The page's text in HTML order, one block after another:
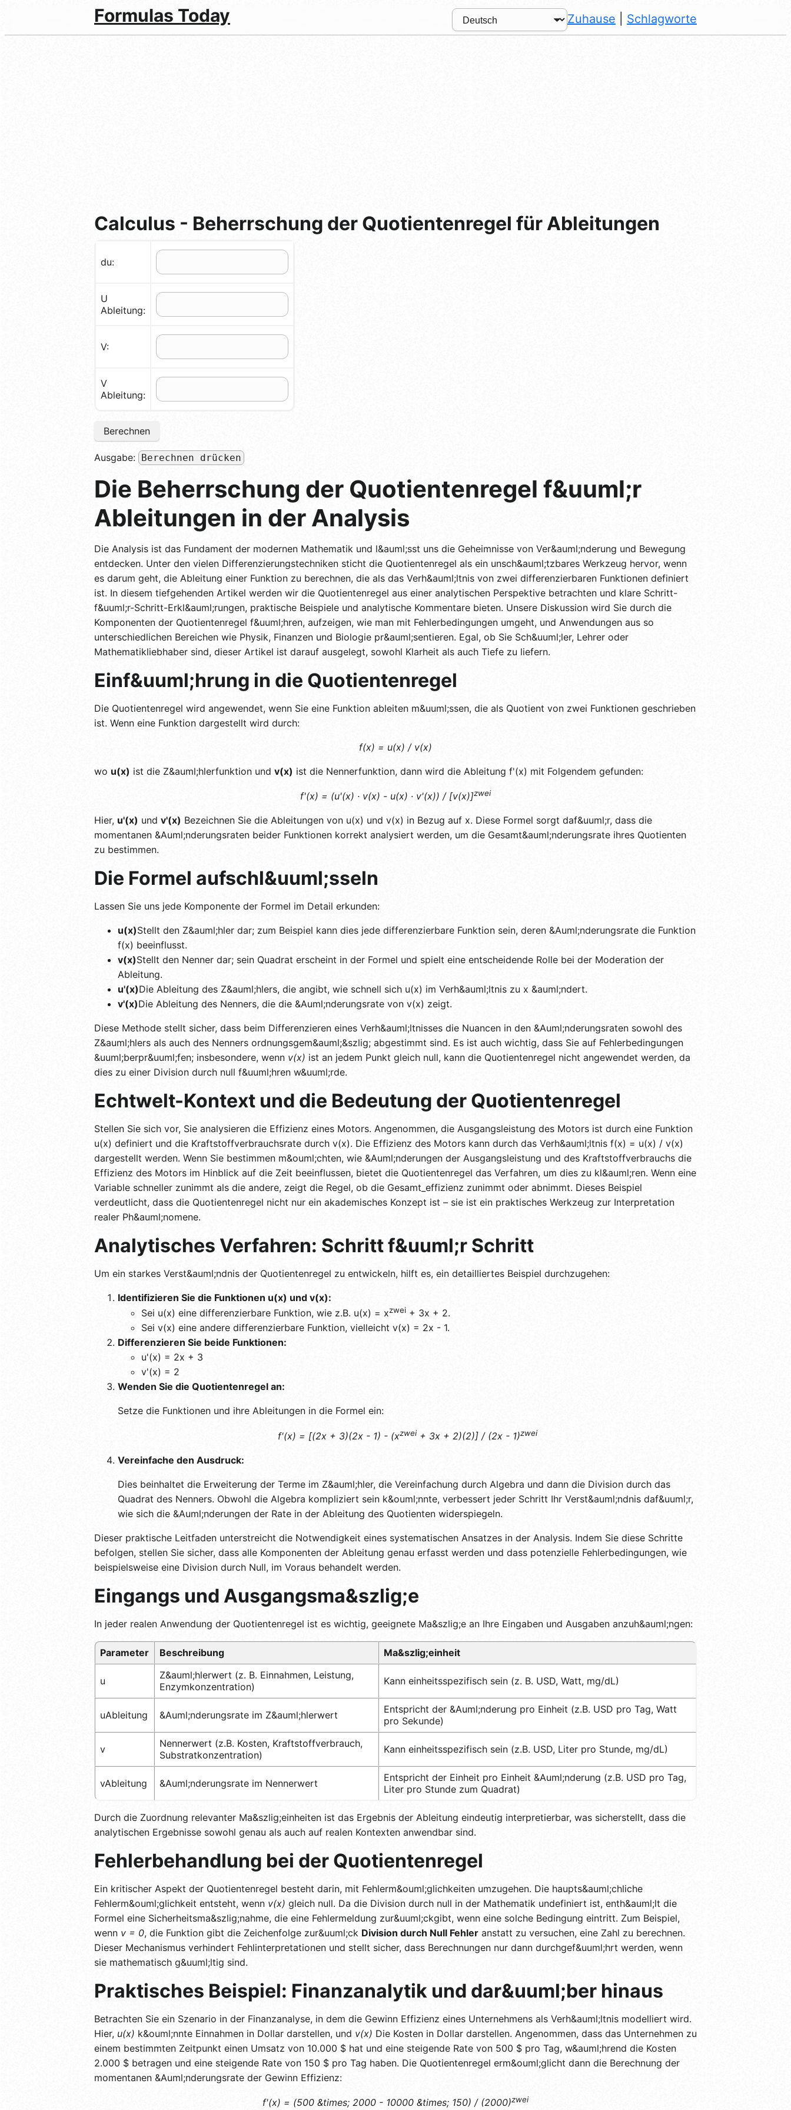
Formulas Today Zuhause Schlagworte
Calculus - Beherrschung der Quotientenregel für Ableitungen
du:
U
Ableitung:
V:
V
Ableitung:
Berechnen
Ausgabe: Berechnen drücken
Die Beherrschung der Quotientenregel f&uuml;r
Ableitungen in der Analysis
Die Analysis ist das Fundament der modernen Mathematik und l&auml;sst uns die Geheimnisse von Ver&auml;nderung und Bewegung
entdecken. Unter den vielen Differenzierungstechniken sticht die Quotientenregel als ein unsch&auml;tzbares Werkzeug hervor, wenn
es darum geht, die Ableitung einer Funktion zu berechnen, die als das Verh&auml;ltnis von zwei differenzierbaren Funktionen definiert
ist. In diesem tiefgehenden Artikel werden wir die Quotientenregel aus einer analytischen Perspektive betrachten und klare Schritt-
f&uuml;r-Schritt-Erkl&auml;rungen, praktische Beispiele und analytische Kommentare bieten. Unsere Diskussion wird Sie durch die
Komponenten der Quotientenregel f&uuml;hren, aufzeigen, wie man mit Fehlerbedingungen umgeht, und Anwendungen aus so
unterschiedlichen Bereichen wie Physik, Finanzen und Biologie pr&auml;sentieren. Egal, ob Sie Sch&uuml;ler, Lehrer oder
Mathematikliebhaber sind, dieser Artikel ist darauf ausgelegt, sowohl Klarheit als auch Tiefe zu liefern.
Einf&uuml;hrung in die Quotientenregel
Die Quotientenregel wird angewendet, wenn Sie eine Funktion ableiten m&uuml;ssen, die als Quotient von zwei Funktionen geschrieben
ist. Wenn eine Funktion dargestellt wird durch:
f(x) = u(x) / v(x)
wo u(x) ist die Z&auml;hlerfunktion und v(x) ist die Nennerfunktion, dann wird die Ableitung f'(x) mit Folgendem gefunden:
f'(x) = (u'(x) · v(x) - u(x) · v'(x)) / [v(x)]zwei
Hier, u'(x) und v'(x) Bezeichnen Sie die Ableitungen von u(x) und v(x) in Bezug auf x. Diese Formel sorgt daf&uuml;r, dass die
momentanen &Auml;nderungsraten beider Funktionen korrekt analysiert werden, um die Gesamt&auml;nderungsrate ihres Quotienten
zu bestimmen.
Die Formel aufschl&uuml;sseln
Lassen Sie uns jede Komponente der Formel im Detail erkunden:
u(x)Stellt den Z&auml;hler dar; zum Beispiel kann dies jede differenzierbare Funktion sein, deren &Auml;nderungsrate die Funktion
f(x) beeinflusst.
v(x)Stellt den Nenner dar; sein Quadrat erscheint in der Formel und spielt eine entscheidende Rolle bei der Moderation der
Ableitung.
u'(x)Die Ableitung des Z&auml;hlers, die angibt, wie schnell sich u(x) im Verh&auml;ltnis zu x &auml;ndert.
v'(x)Die Ableitung des Nenners, die die &Auml;nderungsrate von v(x) zeigt.
Diese Methode stellt sicher, dass beim Differenzieren eines Verh&auml;ltnisses die Nuancen in den &Auml;nderungsraten sowohl des
Z&auml;hlers als auch des Nenners ordnungsgem&auml;&szlig; abgestimmt sind. Es ist auch wichtig, dass Sie auf Fehlerbedingungen
&uuml;berpr&uuml;fen; insbesondere, wenn v(x) ist an jedem Punkt gleich null, kann die Quotientenregel nicht angewendet werden, da
dies zu einer Division durch null f&uuml;hren w&uuml;rde.
Echtwelt-Kontext und die Bedeutung der Quotientenregel
Stellen Sie sich vor, Sie analysieren die Effizienz eines Motors. Angenommen, die Ausgangsleistung des Motors ist durch eine Funktion
u(x) definiert und die Kraftstoffverbrauchsrate durch v(x). Die Effizienz des Motors kann durch das Verh&auml;ltnis f(x) = u(x) / v(x)
dargestellt werden. Wenn Sie bestimmen m&ouml;chten, wie &Auml;nderungen der Ausgangsleistung und des Kraftstoffverbrauchs die
Effizienz des Motors im Hinblick auf die Zeit beeinflussen, bietet die Quotientenregel das Verfahren, um dies zu kl&auml;ren. Wenn eine
Variable schneller zunimmt als die andere, zeigt die Regel, ob die Gesamt_effizienz zunimmt oder abnimmt. Dieses Beispiel
verdeutlicht, dass die Quotientenregel nicht nur ein akademisches Konzept ist – sie ist ein praktisches Werkzeug zur Interpretation
realer Ph&auml;nomene.
Analytisches Verfahren: Schritt f&uuml;r Schritt
Um ein starkes Verst&auml;ndnis der Quotientenregel zu entwickeln, hilft es, ein detailliertes Beispiel durchzugehen:
Identifizieren Sie die Funktionen u(x) und v(x):
Sei u(x) eine differenzierbare Funktion, wie z.B. u(x) = xzwei + 3x + 2.
Sei v(x) eine andere differenzierbare Funktion, vielleicht v(x) = 2x - 1.
Differenzieren Sie beide Funktionen:
u'(x) = 2x + 3
v'(x) = 2
Wenden Sie die Quotientenregel an:
Setze die Funktionen und ihre Ableitungen in die Formel ein:
f'(x) = [(2x + 3)(2x - 1) - (xzwei+ 3x + 2)(2)] / (2x - 1)zwei
Vereinfache den Ausdruck:
Dies beinhaltet die Erweiterung der Terme im Z&auml;hler, die Vereinfachung durch Algebra und dann die Division durch das
Quadrat des Nenners. Obwohl die Algebra kompliziert sein k&ouml;nnte, verbessert jeder Schritt Ihr Verst&auml;ndnis daf&uuml;r,
wie sich die &Auml;nderungen der Rate in der Ableitung des Quotienten widerspiegeln.
Dieser praktische Leitfaden unterstreicht die Notwendigkeit eines systematischen Ansatzes in der Analysis. Indem Sie diese Schritte
befolgen, stellen Sie sicher, dass alle Komponenten der Ableitung genau erfasst werden und dass potenzielle Fehlerbedingungen, wie
beispielsweise eine Division durch Null, im Voraus behandelt werden.
Eingangs und Ausgangsma&szlig;e
In jeder realen Anwendung der Quotientenregel ist es wichtig, geeignete Ma&szlig;e an Ihre Eingaben und Ausgaben anzuh&auml;ngen:
Parameter Beschreibung Ma&szlig;einheit
u
Z&auml;hlerwert (z. B. Einnahmen, Leistung,
Enzymkonzentration)
Kann einheitsspezifisch sein (z. B. USD, Watt, mg/dL)
uAbleitung &Auml;nderungsrate im Z&auml;hlerwert
Entspricht der &Auml;nderung pro Einheit (z.B. USD pro Tag, Watt
pro Sekunde)
v
Nennerwert (z.B. Kosten, Kraftstoffverbrauch,
Substratkonzentration)
Kann einheitsspezifisch sein (z.B. USD, Liter pro Stunde, mg/dL)
vAbleitung &Auml;nderungsrate im Nennerwert
Entspricht der Einheit pro Einheit &Auml;nderung (z.B. USD pro Tag,
Liter pro Stunde zum Quadrat)
Durch die Zuordnung relevanter Ma&szlig;einheiten ist das Ergebnis der Ableitung eindeutig interpretierbar, was sicherstellt, dass die
analytischen Ergebnisse sowohl genau als auch auf realen Kontexten anwendbar sind.
Fehlerbehandlung bei der Quotientenregel
Ein kritischer Aspekt der Quotientenregel besteht darin, mit Fehlerm&ouml;glichkeiten umzugehen. Die haupts&auml;chliche
Fehlerm&ouml;glichkeit entsteht, wenn v(x) gleich null. Da die Division durch null in der Mathematik undefiniert ist, enth&auml;lt die
Formel eine Sicherheitsma&szlig;nahme, die eine Fehlermeldung zur&uuml;ckgibt, wenn eine solche Bedingung eintritt. Zum Beispiel,
wenn v = 0, die Funktion gibt die Zeichenfolge zur&uuml;ck Division durch Null Fehler anstatt zu versuchen, eine Zahl zu berechnen.
Dieser Mechanismus verhindert Fehlinterpretationen und stellt sicher, dass Berechnungen nur dann durchgef&uuml;hrt werden, wenn
sie mathematisch g&uuml;ltig sind.
Praktisches Beispiel: Finanzanalytik und dar&uuml;ber hinaus
Betrachten Sie ein Szenario in der Finanzanalyse, in dem die Gewinn Effizienz eines Unternehmens als Verh&auml;ltnis modelliert wird.
Hier, u(x) k&ouml;nnte Einnahmen in Dollar darstellen, und v(x) Die Kosten in Dollar darstellen. Angenommen, dass das Unternehmen zu
einem bestimmten Zeitpunkt einen Umsatz von 10.000 $ hat und eine steigende Rate von 500 $ pro Tag, w&auml;hrend die Kosten
2.000 $ betragen und eine steigende Rate von 150 $ pro Tag haben. Die Quotientenregel erm&ouml;glicht dann die Berechnung der
momentanen &Auml;nderungsrate der Gewinn Effizienz:
f'(x) = (500 &times; 2000 - 10000 &times; 150) / (2000)zwei